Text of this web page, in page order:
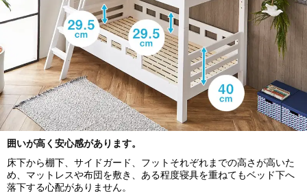
囲いが高く安心感があります。
床下から棚下、サイドガード、フットそれぞれまでの高さが高いた
め、マットレスや布団を敷き、ある程度寝具を重ねてもベッド下へ
落下する心配がありません。